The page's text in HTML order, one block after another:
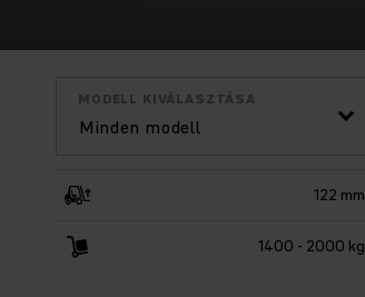
Minden modell
MODELL KIVÁLASZTÁSA
122 mm
1400 - 2000 kg